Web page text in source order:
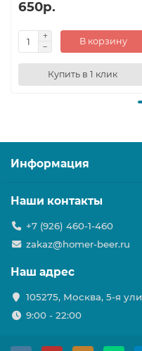
650р.
В корзину
Купить в 1 клик
Информация
Наши контакты
+7 (926) 460-1-460
zakaz@homer-beer.ru
Наш адрес
105275, Москва, 5-я
9:00 - 22:00